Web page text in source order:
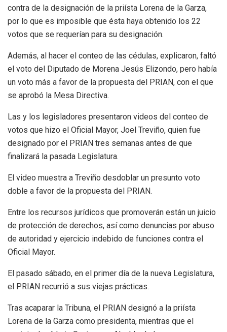
contra de la designación de la priísta Lorena de la Garza,
por lo que es imposible que ésta haya obtenido los 22
votos que se requerían para su designación.
Además, al hacer el conteo de las cédulas, explicaron, faltó
el voto del Diputado de Morena Jesús Elizondo, pero había
un voto más a favor de la propuesta del PRIAN, con el que
se aprobó la Mesa Directiva.
Las y los legisladores presentaron videos del conteo de
votos que hizo el Oficial Mayor, Joel Treviño, quien fue
designado por el PRIAN tres semanas antes de que
finalizará la pasada Legislatura.
El video muestra a Treviño desdoblar un presunto voto
doble a favor de la propuesta del PRIAN.
Entre los recursos jurídicos que promoverán están un juicio
de protección de derechos, así como denuncias por abuso
de autoridad y ejercicio indebido de funciones contra el
Oficial Mayor.
El pasado sábado, en el primer día de la nueva Legislatura,
el PRIAN recurrió a sus viejas prácticas.
Tras acaparar la Tribuna, el PRIAN designó a la priísta
Lorena de la Garza como presidenta, mientras que el